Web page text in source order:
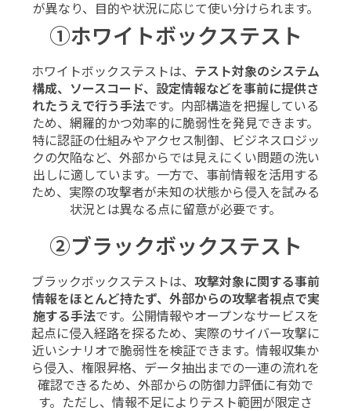
が異なり、目的や状況に応じて使い分けられます。
①ホワイトボックステスト
ホワイトボックステストは、 テスト対象のシステム
構成、ソースコード、設定情報などを事前に提供さ
れたうえで行う手法です。内部構造を把握している
ため、網羅的かつ効率的に脆弱性を発見できます。
特に認証の仕組みやアクセス制御、ビジネスロジッ
クの欠陥など、外部からでは見えにくい問題の洗い
出しに適しています。一方で、事前情報を活用する
ため、実際の攻撃者が未知の状態から侵入を試みる
状況とは異なる点に留意が必要です。
②ブラックボックステスト
ブラックボックステストは、 攻撃対象に関する事前
情報をほとんど持たず、外部からの攻撃者視点で実
施する手法です。公開情報やオープンなサービスを
起点に侵入経路を探るため、実際のサイバー攻撃に
近いシナリオで脆弱性を検証できます。情報収集か
ら侵入、権限昇格、データ抽出までの一連の流れを
確認できるため、外部からの防御力評価に有効で
す。ただし、情報不足によりテスト範囲が限定さ